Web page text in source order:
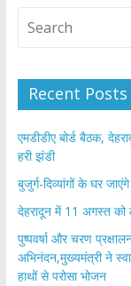
Recent Posts
एमडीडीए बोर्ड बैठक,
हरी झंडी
बुजुर्ग-दिव्यांगों के घर
​देहरादून में 11 अगस्त को
पुष्पवर्षा और चरण
अभिनंदन,मुख्यमंत्री ने
हाथों से परोसा भोजन